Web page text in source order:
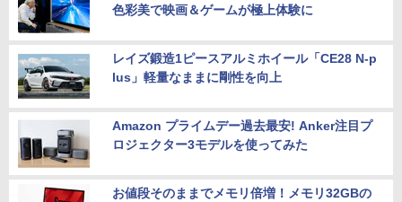
色彩美で映画＆ゲームが極上体験に
レイズ鍛造1ピースアルミホイール「CE28 N-p
lus」軽量なままに剛性を向上
Amazon プライムデー過去最安! Anker注目プ
ロジェクター3モデルを使ってみた
お値段そのままでメモリ倍増！メモリ32GBの